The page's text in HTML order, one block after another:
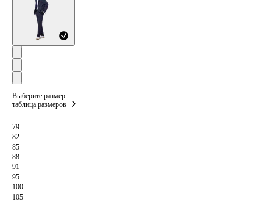
Выберите размер
таблица размеров
79
82
85
88
91
95
100
105